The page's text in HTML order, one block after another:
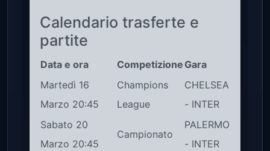
Calendario trasferte e
partite
Data e ora Competizione Gara
Martedì 16
Marzo 20:45
Champions
League
CHELSEA
- INTER
Sabato 20
Marzo 20:45
Campionato
PALERMO
- INTER